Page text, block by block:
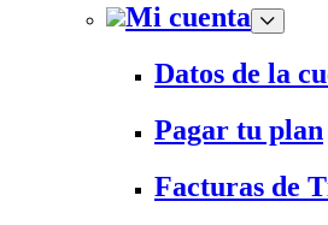
Mi cuenta
Datos de la
Pagar tu plan
Facturas de